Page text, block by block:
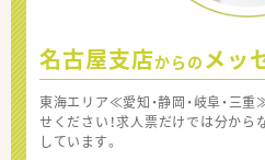
名古屋支店からの メッ
東海エリア≪愛知・静岡・岐阜・
せください！求人票だけでは分か
しています。